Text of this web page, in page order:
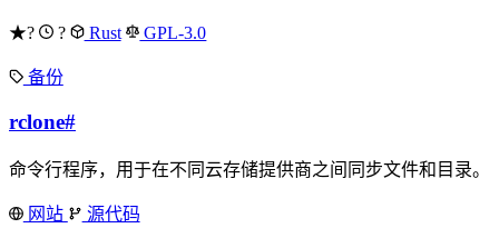
★? ? Rust GPL-3.0
备份
rclone#
命令行程序，用于在不同云存储提供商之间同步文件和目录。
网站 源代码